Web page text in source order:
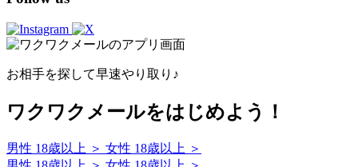
お相手を探して早速やり取り♪
ワクワクメールをはじめよう！
男性 18歳以上 ＞ 女性 18歳以上 ＞